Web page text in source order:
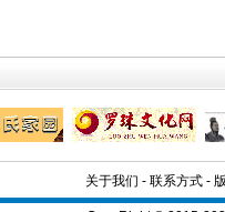
关于我们 - 联系方式-